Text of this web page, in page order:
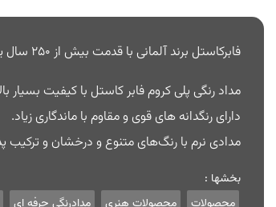
فابرکاستل برند آلمانی با قدمت بیش از 250 سال یکی از تولید کنندگان پیشرو لوازم التحریر در جهان است. برندی با شهرت جهانی که محصولاتی با کیفیت برای نوشتن، طراحی و خلق آثار جدید را عرضه می کند.
مداد رنگی پلی کروم فابر کاستل با کیفیت بسیار
دارای رنگدانه های قوی و مقاوم با ماندگاری زیاد.
مدادی نرم با رنگ‌های متنوع و درخشان و ترکیب
بخشها :